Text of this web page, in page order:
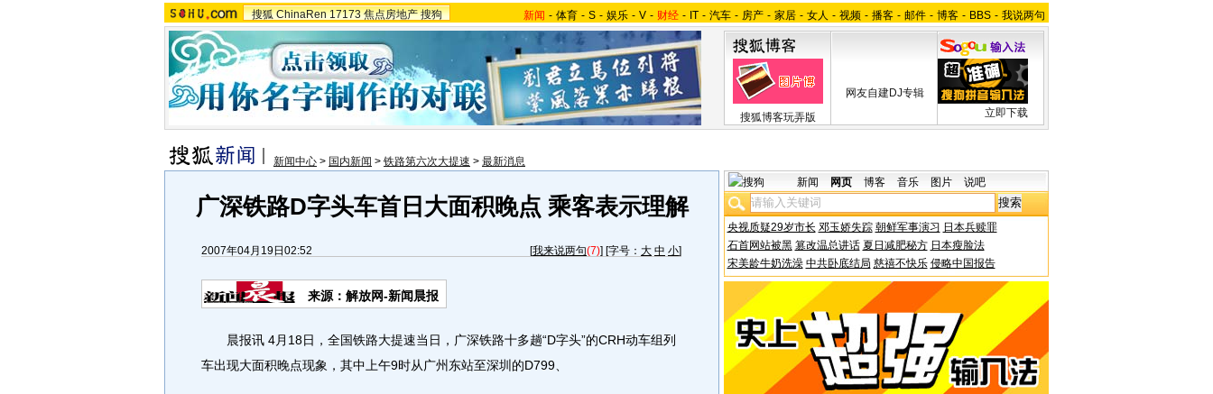
搜狐 ChinaRen 17173 焦点房地产 搜狗 新闻 - 体育 - S - 娱乐 - V - 财经 - IT - 汽车 - 房产 - 家居 - 女人 - 视频 - 播客 - 邮件 - 博客 - BBS - 我说两句
搜狐博客玩弄版
网友自建DJ专辑
立即下载
新闻中心 > 国内新闻 > 铁路第六次大提速 > 最新消息
广深铁路D字头车首日大面积晚点 乘客表示理解
2007年04月19日02:52 [我来说两句(7)] [字号： 大 中 小]
来源：解放网-新闻晨报
晨报讯 4月18日，全国铁路大提速当日，广深铁路十多趟“D字头”的CRH动车组列
车出现大面积晚点现象，其中上午9时从广州东站至深圳的D799、
新闻 网页 博客 音乐 图片 说吧
央视质疑29岁市长 邓玉娇失踪 朝鲜军事演习 日本兵赎罪
石首网站被黑 篡改温总讲话 夏日减肥秘方 日本瘦脸法
宋美龄牛奶洗澡 中共卧底结局 慈禧不快乐 侵略中国报告